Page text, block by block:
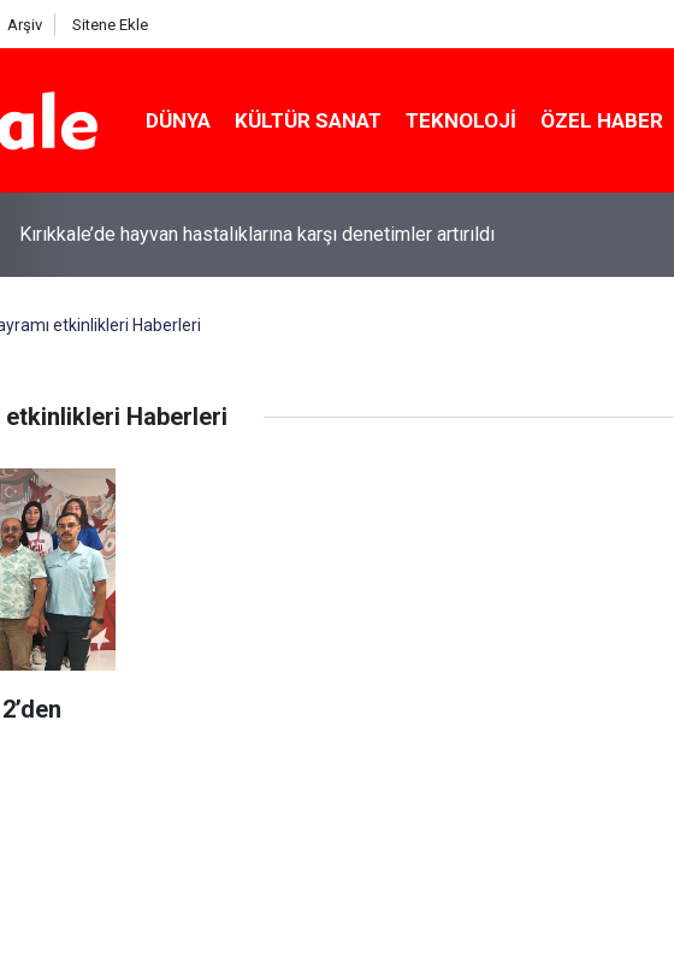
Arşiv Sitene Ekle
DÜNYA KÜLTÜR SANAT TEKNOLOJI ÖZEL HABER
Kırıkkale’de hayvan hastalıklarına karşı denetimler artırıldı
etkinlikleri Haberleri
etkinlikleri Haberleri